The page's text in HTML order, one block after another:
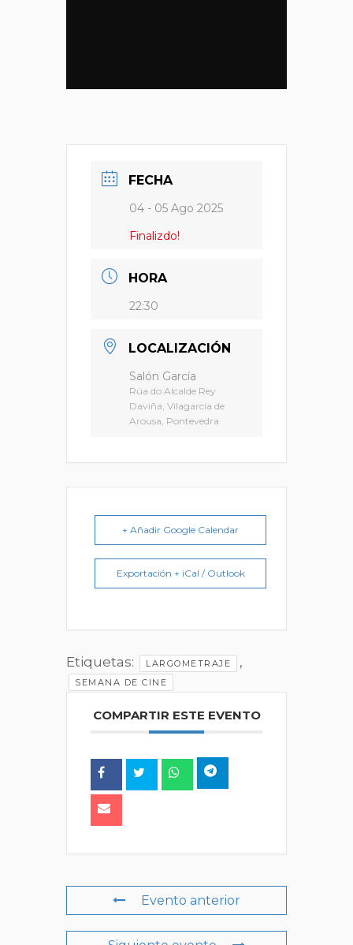
FECHA
04 - 05 Ago 2025
Finalizdo!
HORA
22:30
LOCALIZACIÓN
Salón García
Rúa do Alcalde Rey
Daviña, Vilagarcía de
Arousa, Pontevedra
+ Añadir Google Calendar
Exportación + iCal / Outlook
Etiquetas: LARGOMETRAJE ,
SEMANA DE CINE
COMPARTIR ESTE EVENTO
Evento anterior